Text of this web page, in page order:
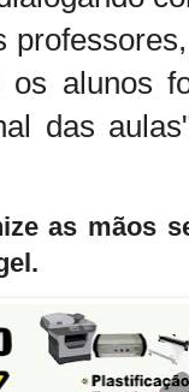
alunos
das
as mãos
.